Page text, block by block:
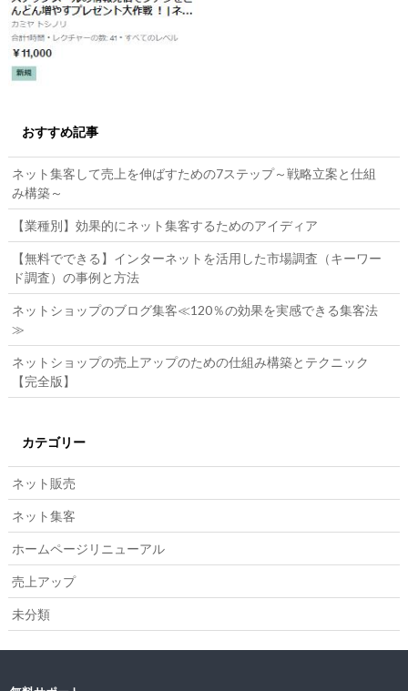
おすすめ記事
ネット集客して売上を伸ばすための7ステップ～戦略立案と仕組
み構築～
【業種別】効果的にネット集客するためのアイディア
【無料でできる】インターネットを活用した市場調査（キーワー
ド調査）の事例と方法
ネットショップのブログ集客≪120％の効果を実感できる集客法
≫
ネットショップの売上アップのための仕組み構築とテクニック
【完全版】
カテゴリー
ネット販売
ネット集客
ホームページリニューアル
売上アップ
未分類